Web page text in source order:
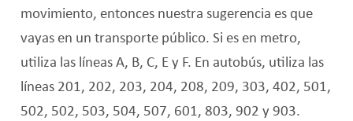
movimiento, entonces nuestra sugerencia es que
vayas en un transporte público. Si es en metro,
utiliza las líneas A, B, C, E y F. En autobús, utiliza las
líneas 201, 202, 203, 204, 208, 209, 303, 402, 501,
502, 502, 503, 504, 507, 601, 803, 902 y 903.